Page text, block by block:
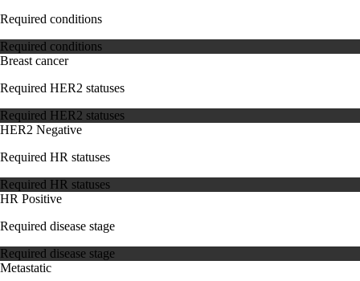
Required conditions
Required conditions
Breast cancer
Required HER2 statuses
Required HER2 statuses
HER2 Negative
Required HR statuses
Required HR statuses
HR Positive
Required disease stage
Required disease stage
Metastatic